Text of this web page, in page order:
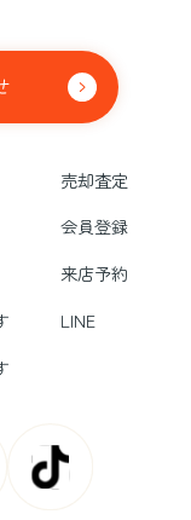
売却査定
会員登録
来店予約
LINE